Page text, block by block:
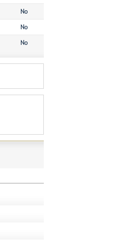
No
No
No